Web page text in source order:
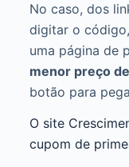
No caso, dos
digitar o
uma página de
menor preço
botão para
O site
cupom de